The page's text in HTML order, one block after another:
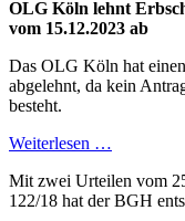
OLG Köln lehnt
vom 15.12.2023 ab
Das OLG Köln hat
abgelehnt, da kein
besteht.
Weiterlesen …
Mit zwei Urteilen vom
122/18 hat der BGH